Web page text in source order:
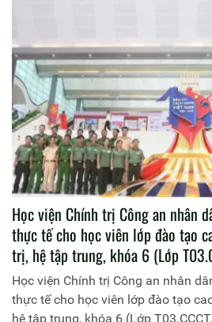
Học viện Chính trị Công an nhân
thực tế cho học viên lớp đào tạo
trị, hệ tập trung, khóa 6 (Lớp
Học viện Chính trị Công an nhân
thực tế cho học viên lớp đào tạo
hệ tập trung, khóa 6 (Lớp